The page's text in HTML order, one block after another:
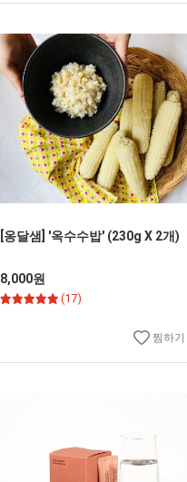
[옹달샘] '옥수수밥' (230g X 2개)
8,000원
(17)
찜하기